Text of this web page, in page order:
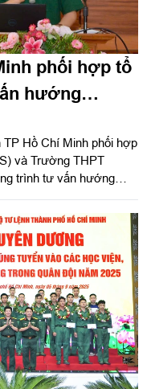
phối hợp tổ
hướng
năm 2026
TP Hồ Chí Minh phối hợp
và Trường THPT
trình tư vấn hướng